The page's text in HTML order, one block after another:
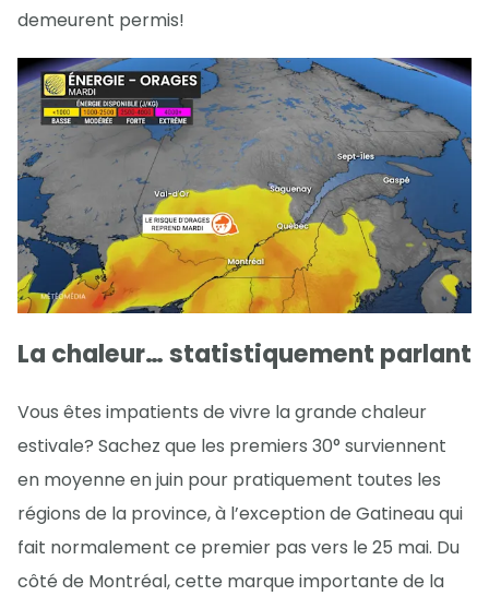
demeurent permis!
La chaleur… statistiquement parlant
Vous êtes impatients de vivre la grande chaleur
estivale? Sachez que les premiers 30° surviennent
en moyenne en juin pour pratiquement toutes les
régions de la province, à l’exception de Gatineau qui
fait normalement ce premier pas vers le 25 mai. Du
côté de Montréal, cette marque importante de la